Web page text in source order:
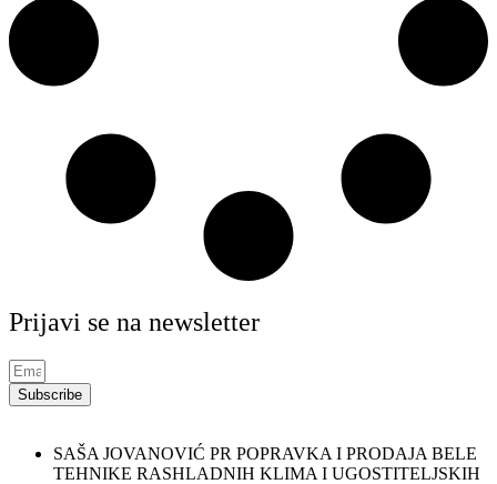
Prijavi se na newsletter
Subscribe
SAŠA JOVANOVIĆ PR POPRAVKA I PRODAJA BELE
TEHNIKE RASHLADNIH KLIMA I UGOSTITELJSKIH